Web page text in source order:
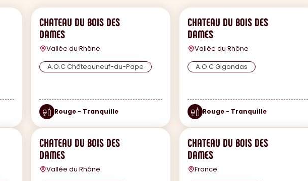
CHATEAU DU BOIS DES
DAMES
Vallée du Rhône
A.O.C Châteauneuf-du-Pape
Rouge - Tranquille
CHATEAU DU BOIS DES
DAMES
Vallée du Rhône
A.O.C Gigondas
Rouge - Tranquille
CHATEAU DU BOIS DES
DAMES
Vallée du Rhône
CHATEAU DU BOIS DES
DAMES
France